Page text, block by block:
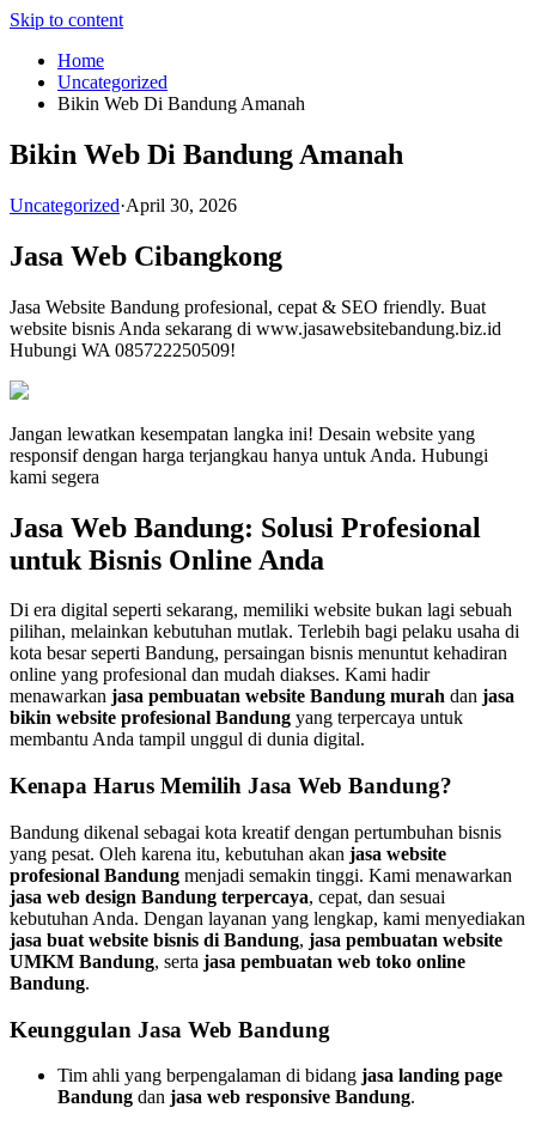
Skip to content
Home
Uncategorized
Bikin Web Di Bandung Amanah
Bikin Web Di Bandung Amanah
Uncategorized·April 30, 2026
Jasa Web Cibangkong
Jasa Website Bandung profesional, cepat & SEO friendly. Buat
website bisnis Anda sekarang di www.jasawebsitebandung.biz.id
Hubungi WA 085722250509!
Jangan lewatkan kesempatan langka ini! Desain website yang
responsif dengan harga terjangkau hanya untuk Anda. Hubungi
kami segera
Jasa Web Bandung: Solusi Profesional
untuk Bisnis Online Anda
Di era digital seperti sekarang, memiliki website bukan lagi sebuah
pilihan, melainkan kebutuhan mutlak. Terlebih bagi pelaku usaha di
kota besar seperti Bandung, persaingan bisnis menuntut kehadiran
online yang profesional dan mudah diakses. Kami hadir
menawarkan jasa pembuatan website Bandung murah dan jasa
bikin website profesional Bandung yang terpercaya untuk
membantu Anda tampil unggul di dunia digital.
Kenapa Harus Memilih Jasa Web Bandung?
Bandung dikenal sebagai kota kreatif dengan pertumbuhan bisnis
yang pesat. Oleh karena itu, kebutuhan akan jasa website
profesional Bandung menjadi semakin tinggi. Kami menawarkan
jasa web design Bandung terpercaya, cepat, dan sesuai
kebutuhan Anda. Dengan layanan yang lengkap, kami menyediakan
jasa buat website bisnis di Bandung, jasa pembuatan website
UMKM Bandung, serta jasa pembuatan web toko online
Bandung.
Keunggulan Jasa Web Bandung
Tim ahli yang berpengalaman di bidang jasa landing page
Bandung dan jasa web responsive Bandung.